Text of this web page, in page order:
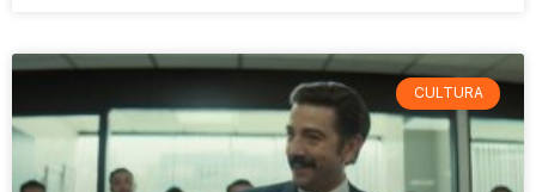
CULTURA